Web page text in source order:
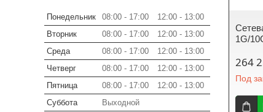
1G/
264
Под
Понедельник 08:00 17:00 12:00
13:00
Вторник
08:00 17:00 12:00
13:00
Среда
08:00 17:00 12:00
13:00
Четверг
08:00 17:00 12:00
13:00
Пятница
08:00 17:00 12:00
13:00
Суббота
Выходной